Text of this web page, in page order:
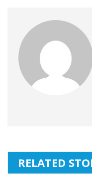
RELATED